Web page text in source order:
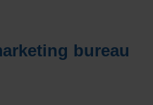
bureau